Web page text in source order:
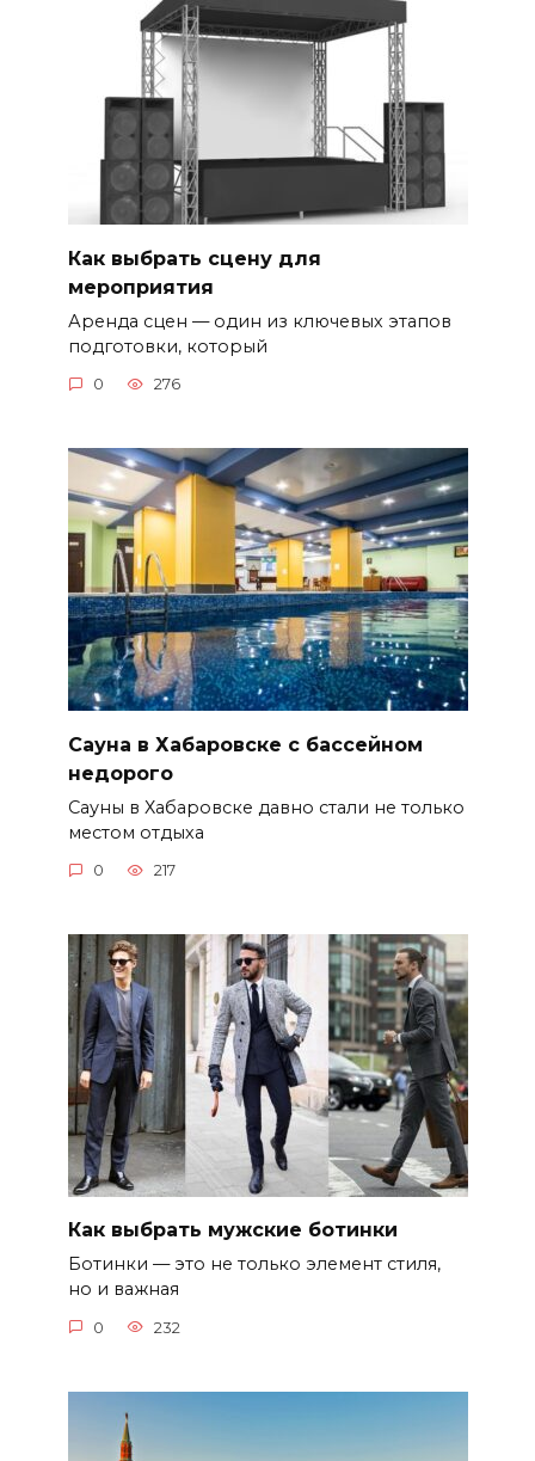
Как выбрать сцену для
мероприятия
Аренда сцен — один из ключевых этапов
подготовки, который
0 276
Сауна в Хабаровске с бассейном
недорого
Сауны в Хабаровске давно стали не только
местом отдыха
0 217
Как выбрать мужские ботинки
Ботинки — это не только элемент стиля,
но и важная
0 232